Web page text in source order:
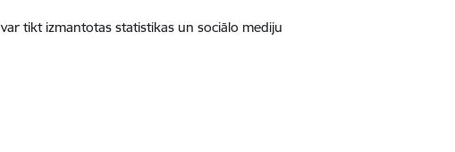
tikt izmantotas statistikas un sociālo mediju